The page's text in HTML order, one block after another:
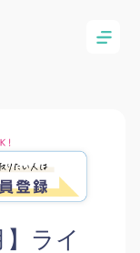
】ライ